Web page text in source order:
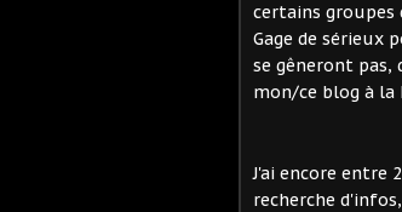
certains groupes
Gage de sérieux
se gêneront
mon/ce blog à la
J'ai encore entre
recherche